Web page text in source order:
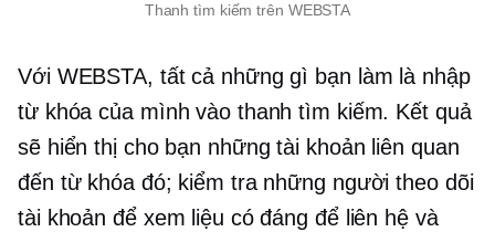
Thanh tìm kiếm trên WEBSTA
Với WEBSTA, tất cả những gì bạn làm là nhập
từ khóa của mình vào thanh tìm kiếm. Kết quả
sẽ hiển thị cho bạn những tài khoản liên quan
đến từ khóa đó; kiểm tra những người theo dõi
tài khoản để xem liệu có đáng để liên hệ và